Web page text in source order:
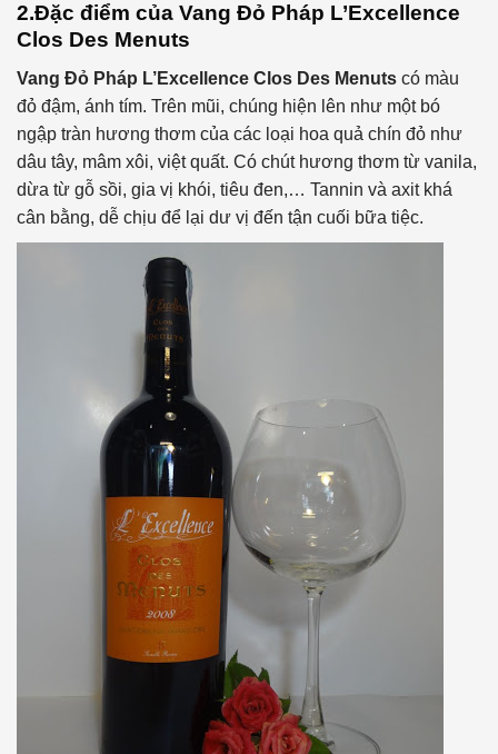
2.Đặc điểm của Vang Đỏ Pháp L’Excellence
Clos Des Menuts
Vang Đỏ Pháp L’Excellence Clos Des Menuts có màu
đỏ đậm, ánh tím. Trên mũi, chúng hiện lên như một bó
ngập tràn hương thơm của các loại hoa quả chín đỏ như
dâu tây, mâm xôi, việt quất. Có chút hương thơm từ vanila,
dừa từ gỗ sồi, gia vị khói, tiêu đen,… Tannin và axit khá
cân bằng, dễ chịu để lại dư vị đến tận cuối bữa tiệc.